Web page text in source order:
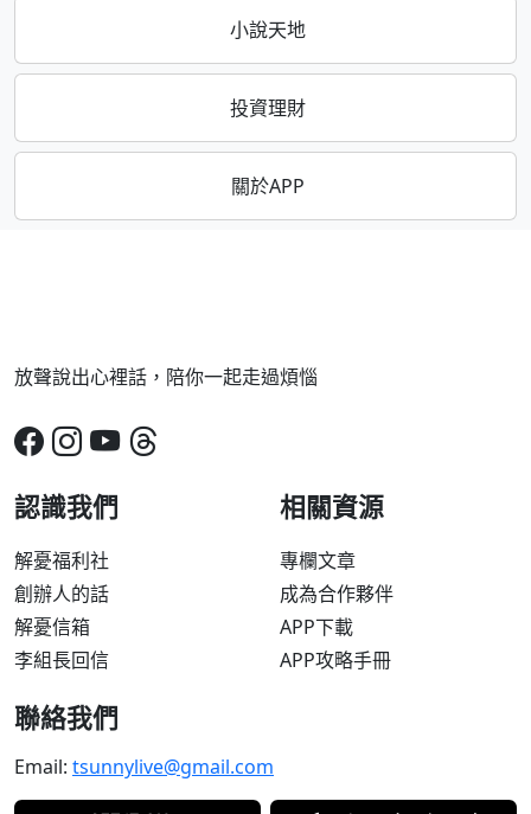
小說天地
投資理財
關於APP
放聲說出心裡話，陪你一起走過煩惱
認識我們
解憂福利社
創辦人的話
解憂信箱
李組長回信
相關資源
專欄文章
成為合作夥伴
APP下載
APP攻略手冊
聯絡我們
Email: tsunnylive@gmail.com